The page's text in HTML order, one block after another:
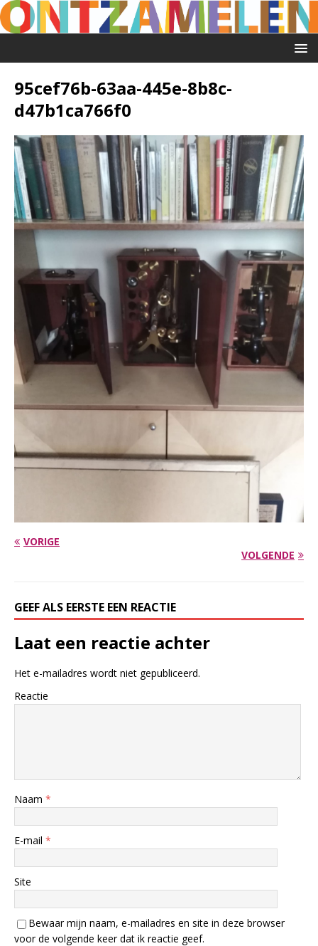
95cef76b-63aa-445e-8b8c-
d47b1ca766f0
VORIGE
VOLGENDE
GEEF ALS EERSTE EEN REACTIE
Laat een reactie achter
Het e-mailadres wordt niet gepubliceerd.
Reactie
Naam *
E-mail *
Site
Bewaar mijn naam, e-mailadres en site in deze browser
voor de volgende keer dat ik reactie geef.